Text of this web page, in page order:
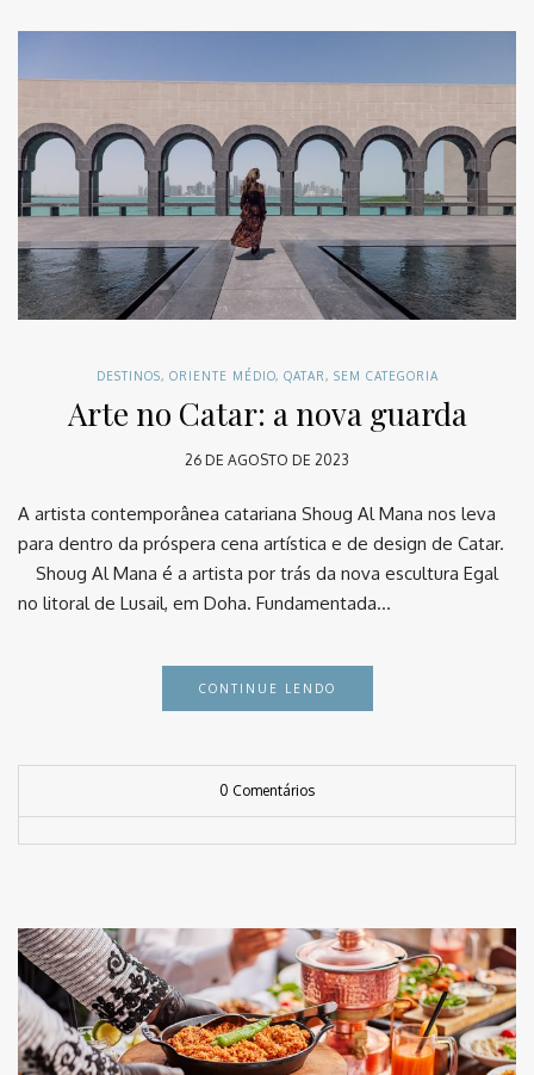
DESTINOS, ORIENTE MÉDIO, QATAR, SEM CATEGORIA
Arte no Catar: a nova guarda
26 DE AGOSTO DE 2023
A artista contemporânea catariana Shoug Al Mana nos leva
para dentro da próspera cena artística e de design de Catar.
⠀ Shoug Al Mana é a artista por trás da nova escultura Egal
no litoral de Lusail, em Doha. Fundamentada…
CONTINUE LENDO
0 Comentários